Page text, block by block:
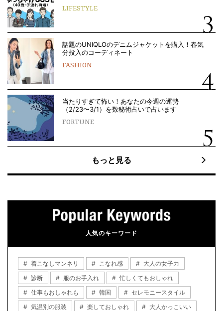
LIFESTYLE
話題のUNIQLOのデニムジャケットを購入！春気
分投入のコーディネート
FASHION
当たりすぎて怖い！あなたの今週の運勢
（2/23〜3/1）を数秘術占いで占います
FORTUNE
もっと見る
人気のキーワード
着こなしマンネリ こなれ感
大人の女子力
診断
服のお手入れ
忙しくてもおしゃれ
仕事もおしゃれも
韓国
セレモニースタイル
気温別の服装
楽しておしゃれ 大人かっこいい